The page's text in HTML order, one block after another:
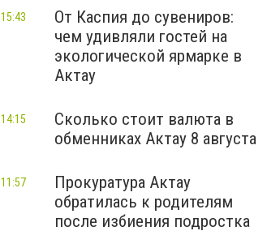
От Каспия до сувениров:
чем удивляли гостей на
экологической ярмарке в
Актау
15:43
Сколько стоит валюта в
обменниках Актау 8 августа
14:15
Прокуратура Актау
обратилась к родителям
после избиения подростка
11:57